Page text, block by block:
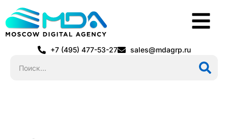
+7 (495) 477-53-27 sales@mdagrp.ru